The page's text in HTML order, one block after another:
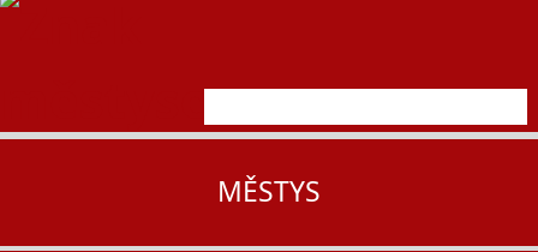
MĚSTYS